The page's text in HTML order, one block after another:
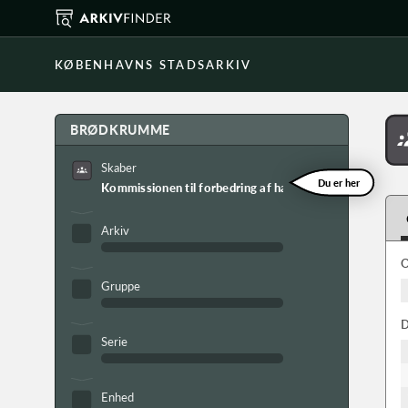
KØBENHAVNS STADSARKIV
BRØDKRUMME
Skaber
Kommissionen til forbedring af handelen ogDu er her
Arkiv
Gruppe
Serie
Enhed